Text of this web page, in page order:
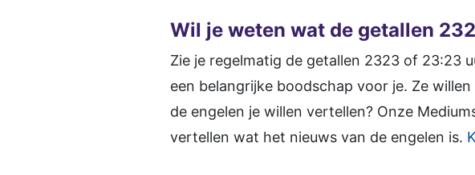
Wil je weten wat de getallen
Zie je regelmatig de getallen 2323 of 23:23
een belangrijke boodschap voor je. Ze
de engelen je willen vertellen? Onze
vertellen wat het nieuws van de engelen is.